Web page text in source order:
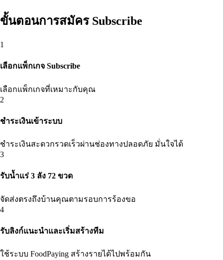
ขั้นตอนการสมัคร Subscribe
1
เลือกแพ็กเกจ Subscribe
เลือกแพ็กเกจที่เหมาะกับคุณ
2
ชำระเงินเข้าระบบ
ชำระเงินสะดวกรวดเร็วผ่านช่องทางปลอดภัย มั่นใจได้
3
รับน้ำแร่ 3 ลัง 72 ขวด
จัดส่งตรงถึงบ้านคุณตามรอบการร้องขอ
4
รับลิงก์แนะนำและเริ่มสร้างทีม
ใช้ระบบ FoodPaying สร้างรายได้ไปพร้อมกัน